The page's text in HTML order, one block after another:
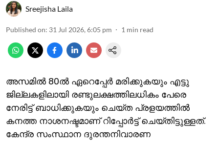
Sreejisha Laila
Published on: 31 Jul 2026, 6:05 pm 1 min read
അസമില്‍ 80ല്‍ ഏറെപ്പേര്‍ മരിക്കുകയും എട്ടു
ജില്ലകളിലായി രണ്ടുലക്ഷത്തിലധികം പേരെ
നേരിട്ട് ബാധിക്കുകയും ചെയ്ത പ്രളയത്തില്‍
കനത്ത നാശനഷ്ടമാണ് റിപ്പോര്‍ട്ട് ചെയ്തിട്ടുള്ളത്.
കേന്ദ്ര സംസ്ഥാന ദുരന്തനിവാരണ